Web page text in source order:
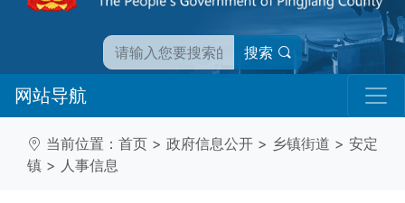
搜索
网站导航
当前位置： 首页 > 政府信息公开 > 乡镇街道 > 安定
镇 > 人事信息